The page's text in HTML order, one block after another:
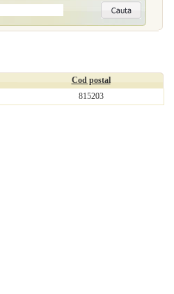
Cod postal
815203